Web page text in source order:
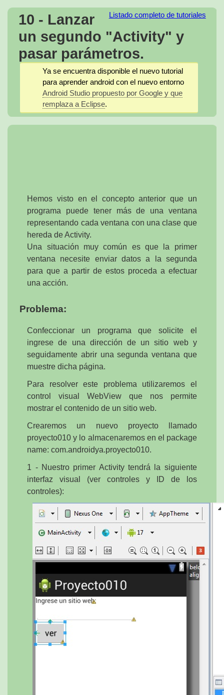
Listado completo de tutoriales
10 - Lanzar
un segundo "Activity" y
pasar parámetros.
Ya se encuentra disponible el nuevo tutorial
para aprender android con el nuevo entorno
Android Studio propuesto por Google y que
remplaza a Eclipse.
Hemos visto en el concepto anterior que un
programa puede tener más de una ventana
representando cada ventana con una clase que
hereda de Activity.
Una situación muy común es que la primer
ventana necesite enviar datos a la segunda
para que a partir de estos proceda a efectuar
una acción.
Problema:
Confeccionar un programa que solicite el
ingrese de una dirección de un sitio web y
seguidamente abrir una segunda ventana que
muestre dicha página.
Para resolver este problema utilizaremos el
control visual WebView que nos permite
mostrar el contenido de un sitio web.
Crearemos un nuevo proyecto llamado
proyecto010 y lo almacenaremos en el package
name: com.androidya.proyecto010.
1 - Nuestro primer Activity tendrá la siguiente
interfaz visual (ver controles y ID de los
controles):